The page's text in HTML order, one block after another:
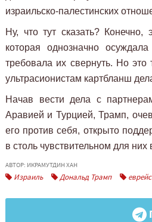
израильско-палестинских
Ну, что тут сказать?
которая однозначно
требовала их свернуть. Но
ультрасионистам картбланш
Начав вести дела с
Аравией и Турцией, Трамп,
его против себя, открыто
в столь чувствительном для них
АВТОР: ИКРАМУТДИН ХАН
Израиль Дональд Трамп